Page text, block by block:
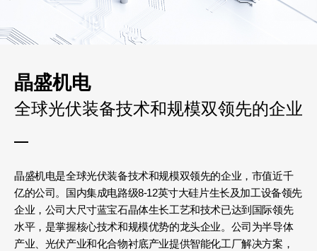
晶盛机电
全球光伏装备技术和规模双领先的企业
晶盛机电是全球光伏装备技术和规模双领先的企业，市值近千
亿的公司。国内集成电路级8-12英寸大硅片生长及加工设备领先
企业，公司大尺寸蓝宝石晶体生长工艺和技术已达到国际领先
水平，是掌握核心技术和规模优势的龙头企业。公司为半导体
产业、光伏产业和化合物衬底产业提供智能化工厂解决方案，